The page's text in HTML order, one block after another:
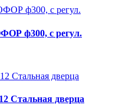
ф300, с регул.
Стальная дверца